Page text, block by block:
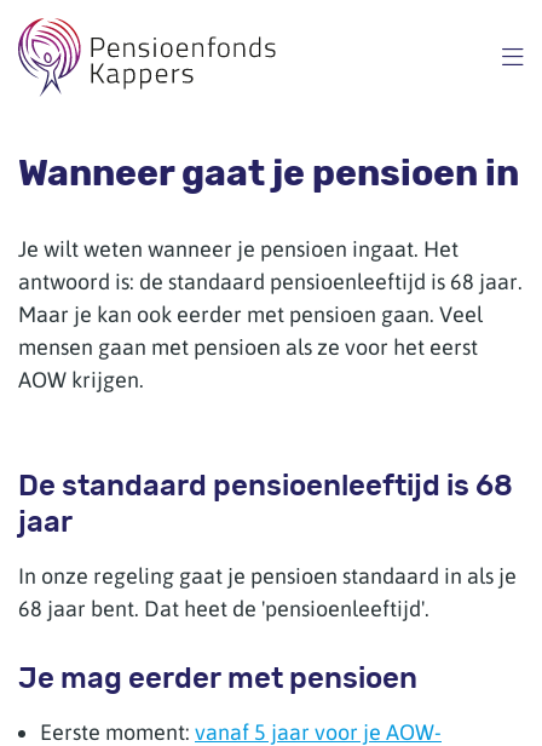
en
naar
inhoud
gaan
Wanneer gaat je pensioen in
Je wilt weten wanneer je pensioen ingaat. Het
antwoord is: de standaard pensioenleeftijd is 68 jaar.
Maar je kan ook eerder met pensioen gaan. Veel
mensen gaan met pensioen als ze voor het eerst
AOW krijgen.
De standaard pensioenleeftijd is 68
jaar
In onze regeling gaat je pensioen standaard in als je
68 jaar bent. Dat heet de 'pensioenleeftijd'.
Je mag eerder met pensioen
Eerste moment: vanaf 5 jaar voor je AOW-